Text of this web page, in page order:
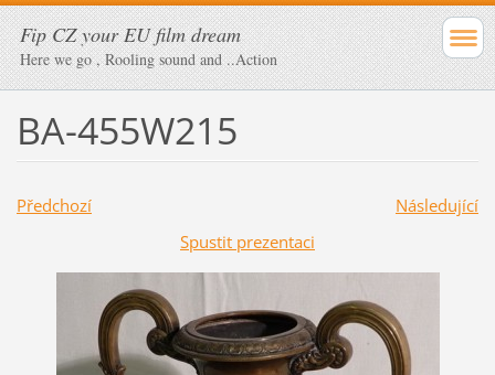
Fip CZ your EU film dream
Here we go , Rooling sound and ..Action
BA-455W215
Předchozí
Následující
Spustit prezentaci